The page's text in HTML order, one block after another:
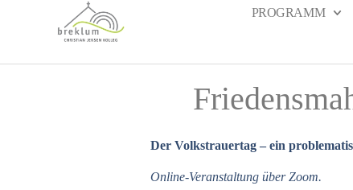
PROGRAMM
Der Volkstrauertag – ein
Online-Veranstaltung über Zoom.